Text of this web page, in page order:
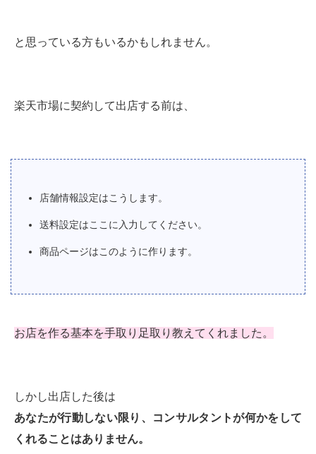
と思っている方もいるかもしれません。
楽天市場に契約して出店する前は、
店舗情報設定はこうします。
送料設定はここに入力してください。
商品ページはこのように作ります。
お店を作る基本を手取り足取り教えてくれました。
しかし出店した後は
あなたが行動しない限り、コンサルタントが何かをして
くれることはありません。